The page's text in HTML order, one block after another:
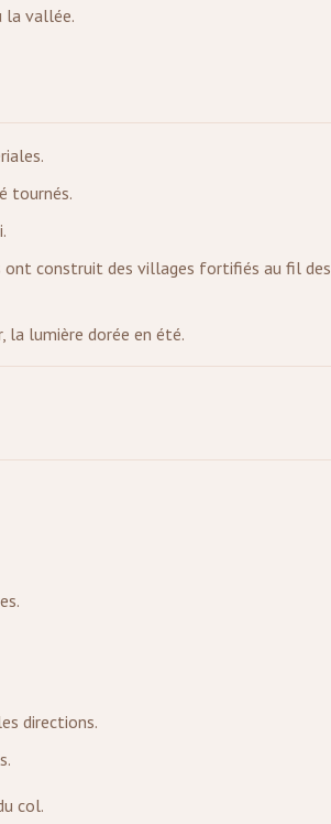
la vallée.
tournés.
ont construit des villages fortifiés au fil des
la lumière dorée en été.
directions.
col.